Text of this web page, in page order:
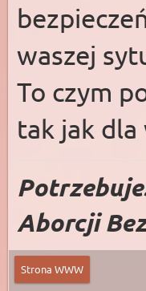
waszej
To czym
tak jak dla
Aborcji
Strona WWW